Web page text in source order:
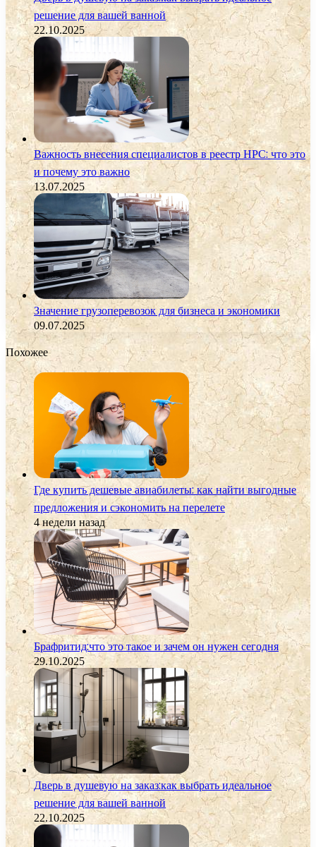
решение для вашей ванной
22.10.2025
Важность внесения специалистов в реестр НРС: что это
и почему это важно
13.07.2025
Значение грузоперевозок для бизнеса и экономики
09.07.2025
Похожее
Где купить дешевые авиабилеты: как найти выгодные
предложения и сэкономить на перелете
4 недели назад
Брафритид:что это такое и зачем он нужен сегодня
29.10.2025
Дверь в душевую на заказ:как выбрать идеальное
решение для вашей ванной
22.10.2025